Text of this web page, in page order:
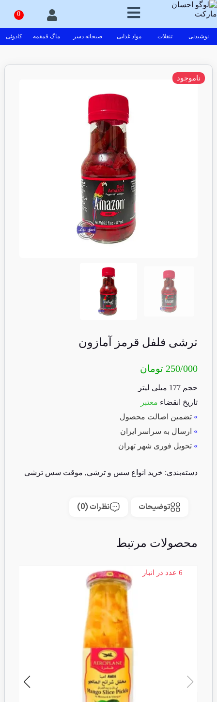
نوشیدنی تنقلات مواد غذایی صبحانه دسر ماگ قمقمه کادوئی
ترشی فلفل قرمز آمازون
250/000 تومان
حجم 177 میلی لیتر
تاریخ انقضاء معتبر
» تضمین اصالت محصول
» ارسال به سراسر ایران
» تحویل فوری شهر تهران
ناموجود
دسته‌بندی: خرید انواع سس و ترشی, موقت سس ترشی
توضیحات نظرات (0)
محصولات مرتبط
6 عدد در انبار